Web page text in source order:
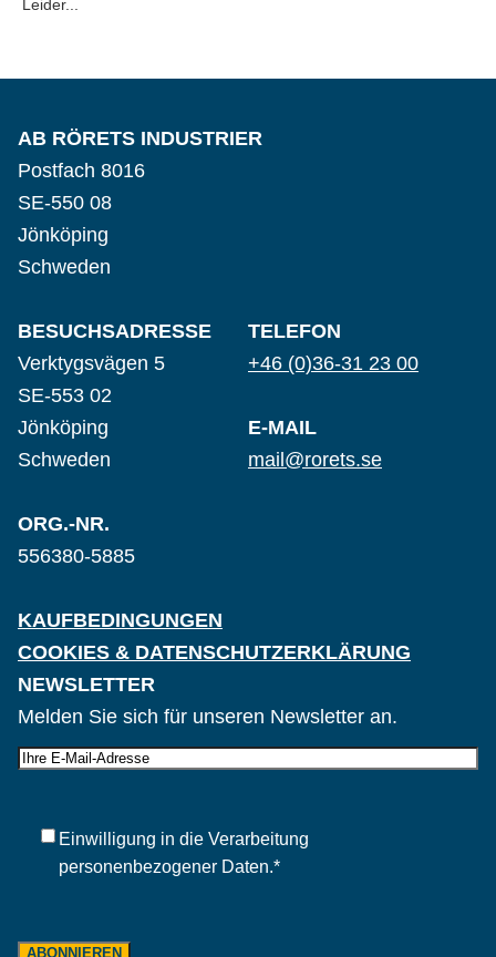
Leider...
AB RÖRETS INDUSTRIER
Postfach 8016
SE-550 08
Jönköping
Schweden
BESUCHSADRESSE
Verktygsvägen 5
SE-553 02
Jönköping
Schweden
TELEFON
+46 (0)36-31 23 00
E-MAIL
mail@rorets.se
ORG.-NR.
556380-5885
KAUFBEDINGUNGEN
COOKIES & DATENSCHUTZERKLÄRUNG
NEWSLETTER
Melden Sie sich für unseren Newsletter an.
E-
Samtycke*
Einwilligung in die Verarbeitung
personenbezogener Daten.*